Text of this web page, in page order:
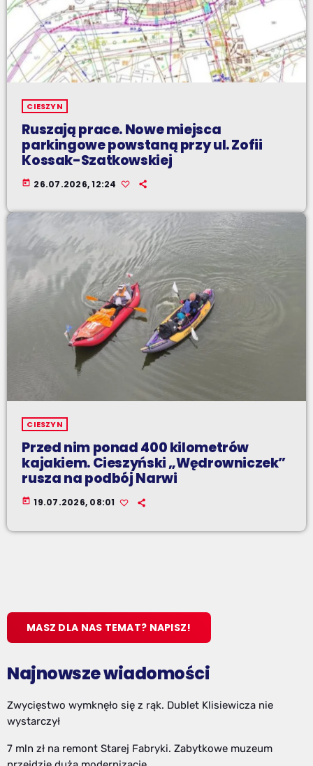
CIESZYN
Ruszają prace. Nowe miejsca
parkingowe powstaną przy ul. Zofii
Kossak-Szatkowskiej
today 26.07.2026, 12:24
CIESZYN
Przed nim ponad 400 kilometrów
kajakiem. Cieszyński „Wędrowniczek”
rusza na podbój Narwi
today 19.07.2026, 08:01
MASZ DLA NAS TEMAT? NAPISZ!
Najnowsze wiadomości
Zwycięstwo wymknęło się z rąk. Dublet Klisiewicza nie
wystarczył
7 mln zł na remont Starej Fabryki. Zabytkowe muzeum